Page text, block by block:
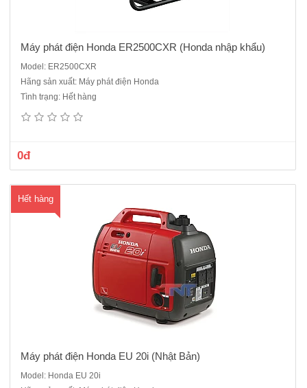
Máy phát điện Honda ER2500CXR (Honda nhập khẩu)
Model: ER2500CXR
Hãng sản xuất: Máy phát điện Honda
Tình trạng: Hết hàng
0đ
Hết hàng
Máy phát điện Honda EU 20i tiêu chuẩn EU ( Máy 1 pha - Chạy
cực đại 2.0KVA.Kiểu khởi động: Bằng tayDung tích bình nhiên liệu :4.1
Máy phát điện Honda EU 20i (Nhật Bản)
Model: Honda EU 20i